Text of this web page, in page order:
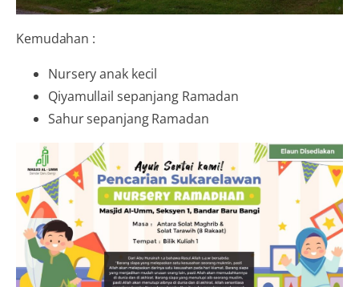
Kemudahan :
Nursery anak kecil
Qiyamullail sepanjang Ramadan
Sahur sepanjang Ramadan